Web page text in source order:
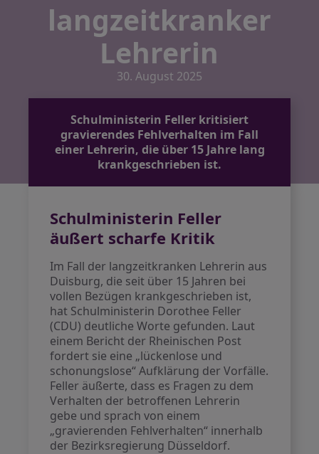
langzeitkranker
Lehrerin
30. August 2025
Schulministerin Feller kritisiert
gravierendes Fehlverhalten im Fall
einer Lehrerin, die über 15 Jahre lang
krankgeschrieben ist.
Schulministerin Feller
äußert scharfe Kritik
Im Fall der langzeitkranken Lehrerin aus
Duisburg, die seit über 15 Jahren bei
vollen Bezügen krankgeschrieben ist,
hat Schulministerin Dorothee Feller
(CDU) deutliche Worte gefunden. Laut
einem Bericht der Rheinischen Post
fordert sie eine „lückenlose und
schonungslose“ Aufklärung der Vorfälle.
Feller äußerte, dass es Fragen zu dem
Verhalten der betroffenen Lehrerin
gebe und sprach von einem
„gravierenden Fehlverhalten“ innerhalb
der Bezirksregierung Düsseldorf.